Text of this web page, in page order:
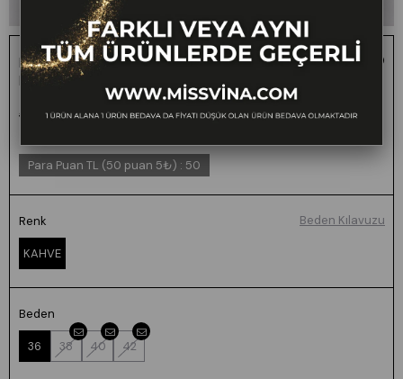
Beli Lastikli ve Düğmeli Denim Gabardin Cepli Yüksek
Bel Şort 30160
₺1.000,00 ₺499,00 50 FARKLI VEYA AYNI TÜM
Para Puan TL (50 puan 5₺) : 50
Renk
KAHVE
Beden
36 38 40 42
Beden Kılavuzu